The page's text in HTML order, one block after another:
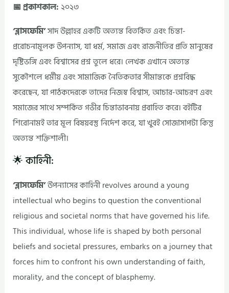
📅 প্রকাশকাল:২০২৩
‘ব্লাসফেমি’সাদ উল্লাহর একটি অত্যন্ত বিতর্কিত এবং চিন্তা-
প্ররোচনামূলক উপন্যাস, যা ধর্ম, সমাজ এবং রাজনীতির প্রতি মানুষের
দৃষ্টিভঙ্গি এবং বিশ্বাসের প্রশ্ন তুলে ধরে। লেখক এখানে অত্যন্ত
সুকৌশলে ধর্মীয় এবং সামাজিক নৈতিকতার সীমান্তকে প্রশ্নবিদ্ধ
করেছেন, যা পাঠকদেরকে তাদের নিজস্ব বিশ্বাস, আচার-আচরণ এবং
সমাজের সাথে সম্পর্কিত গভীর চিন্তাভাবনায় প্রবাহিত করে। বইটির
শিরোনামই তার মূল বিষয়বস্তু নির্দেশ করে, যা খুবই সোজাসাপটা কিন্তু
অত্যন্ত শক্তিশালী।
🌟 কাহিনী:
‘ব্লাসফেমি’উপন্যাসের কাহিনী revolves around a young
intellectual who begins to question the conventional
religious and societal norms that have governed his life.
This individual, whose life is shaped by both personal
beliefs and societal pressures, embarks on a journey that
forces him to confront his own understanding of faith,
morality, and the concept of blasphemy.